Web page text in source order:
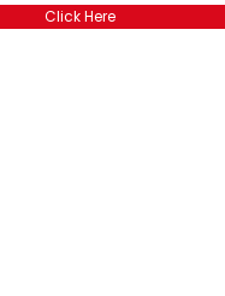
Click Here